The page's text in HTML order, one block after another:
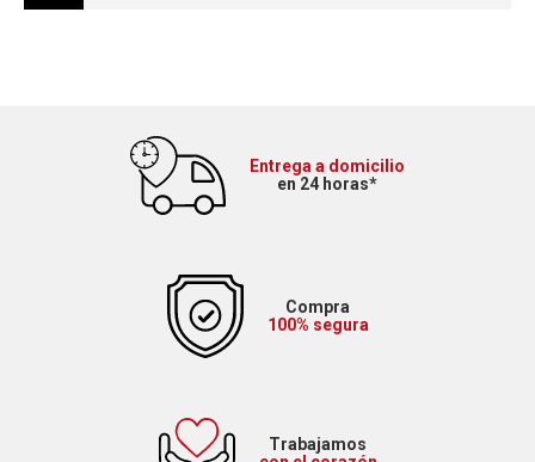
Entrega a domicilio
en 24 horas*
Compra
100% segura
Trabajamos